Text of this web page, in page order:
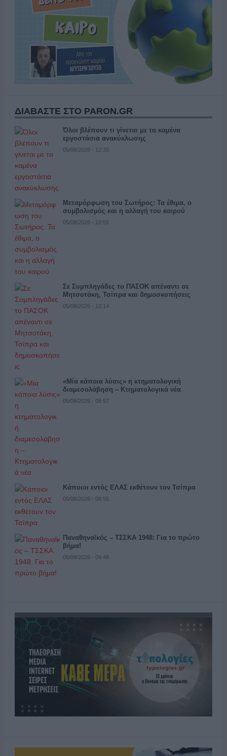
ΔΙΑΒΑΣΤΕ ΣΤΟ PARON.GR
Όλοι βλέπουν τι γίνεται με τα καμένα
εργοστάσια ανακύκλωσης
05/08/2026 - 12:30
Μεταμόρφωση του Σωτήρος: Τα έθιμα, ο
συμβολισμός και η αλλαγή του καιρού
05/08/2026 - 10:55
Σε Συμπληγάδες το ΠΑΣΟΚ απέναντι σε
Μητσοτάκη, Τσίπρα και δημοσκοπήσεις
05/08/2026 - 10:14
«Μία κάποια λύσις» η κτηματολογική
διαμεσολάβηση – Κτηματολογικά νέα
05/08/2026 - 09:57
Κάποιοι εντός ΕΛΑΣ εκθέτουν τον Τσίπρα
05/08/2026 - 09:55
Παναθηναϊκός – ΤΣΣΚΑ 1948: Για το πρώτο
βήμα!
05/08/2026 - 09:48